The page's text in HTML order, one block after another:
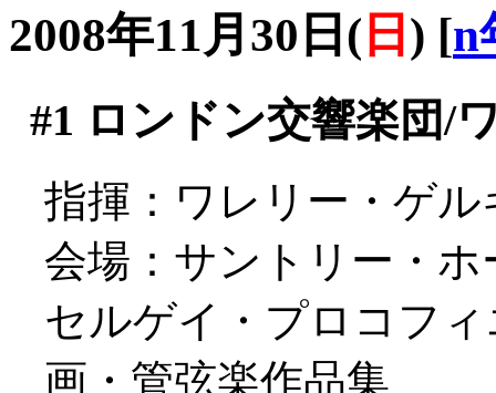
2008年11月30日( 日 ) [n
#1 ロンドン交響楽団/
指揮：ワレリー・ゲル
会場：サントリー・ホ
セルゲイ・プロコフ
画・管弦楽作品集